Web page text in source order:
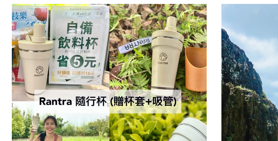
體
工
學
椅
優
惠
看
好
穿
泳
衣
以
潛，
來
練
習
讓
自
己
怕
水
~
新
傑
希
米
斯
運
動
服
飾
(女
男
款)
滿
足
HÁI
label
泳
衣，
渡
假
首
選!
享
受
被
泳
衣